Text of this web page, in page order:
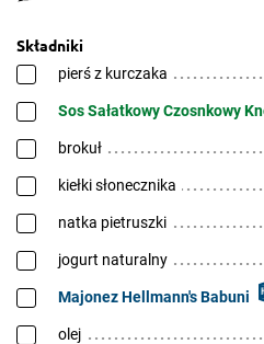
Składniki
pierś z kurczaka
Sos Sałatkowy Czosnkowy
brokuł
kiełki słonecznika
natka pietruszki
jogurt naturalny
Majonez Hellmann's Babuni
olej